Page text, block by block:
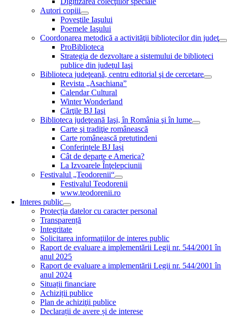
Autori copiii
Poveştile Iaşului
Poemele Iaşului
Coordonarea metodică a activităţii bibliotecilor din judeţ
ProBiblioteca
Strategia de dezvoltare a sistemului de biblioteci
publice din judeţul Iaşi
Biblioteca judeţeană, centru editorial şi de cercetare
Revista „Asachiana”
Calendar Cultural
Winter Wonderland
Cărţile BJ Iaşi
Biblioteca judeţeană Iaşi, în România şi în lume
Carte şi tradiţie românească
Carte românească pretutindeni
Conferințele BJ Iași
Cât de departe e America?
La Izvoarele Înţelepciunii
Festivalul „Teodorenii“
Festivalul Teodorenii
www.teodorenii.ro
Interes public
Protecția datelor cu caracter personal
Transparență
Integritate
Solicitarea informaţiilor de interes public
Raport de evaluare a implementării Legii nr. 544/2001 în
anul 2025
Raport de evaluare a implementării Legii nr. 544/2001 în
anul 2024
Situații financiare
Achiziții publice
Plan de achiziţii publice
Declarații de avere și de interese